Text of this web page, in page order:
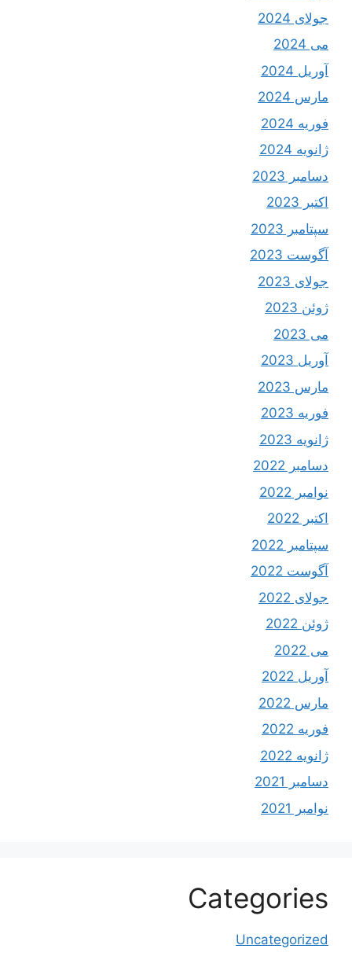
جولای 2024
می 2024
آوریل 2024
مارس 2024
فوریه 2024
ژانویه 2024
دسامبر 2023
اکتبر 2023
سپتامبر 2023
آگوست 2023
جولای 2023
ژوئن 2023
می 2023
آوریل 2023
مارس 2023
فوریه 2023
ژانویه 2023
دسامبر 2022
نوامبر 2022
اکتبر 2022
سپتامبر 2022
آگوست 2022
جولای 2022
ژوئن 2022
می 2022
آوریل 2022
مارس 2022
فوریه 2022
ژانویه 2022
دسامبر 2021
نوامبر 2021
Categories
Uncategorized